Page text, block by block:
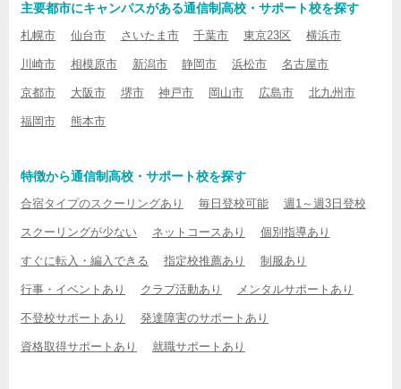
主要都市にキャンパスがある通信制高校・サポート校を探す
札幌市 仙台市 さいたま市 千葉市 東京23区 横浜市
川崎市 相模原市 新潟市 静岡市 浜松市 名古屋市
京都市 大阪市 堺市 神戸市 岡山市 広島市 北九州市
福岡市 熊本市
特徴から通信制高校・サポート校を探す
合宿タイプのスクーリングあり 毎日登校可能 週1～週3日登校
スクーリングが少ない ネットコースあり 個別指導あり
すぐに転入・編入できる 指定校推薦あり 制服あり
行事・イベントあり クラブ活動あり メンタルサポートあり
不登校サポートあり 発達障害のサポートあり
資格取得サポートあり 就職サポートあり